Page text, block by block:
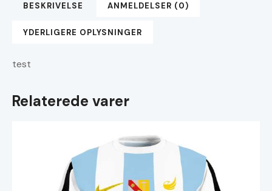
BESKRIVELSE ANMELDELSER (0)
YDERLIGERE OPLYSNINGER
test
Relaterede varer